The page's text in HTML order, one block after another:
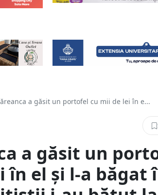
a găsit un portofel cu mii de lei în e...
a găsit un
în el și l-a băgat